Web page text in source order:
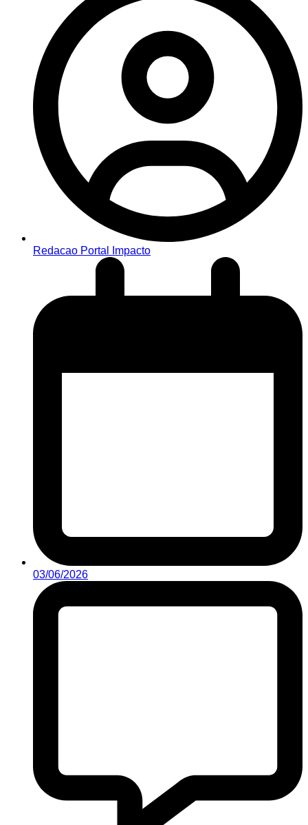
Redacao Portal Impacto
03/06/2026